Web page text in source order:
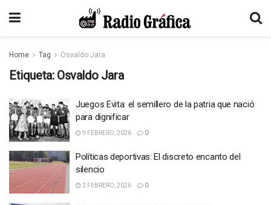
Home Tag Osvaldo Jara
Etiqueta: Osvaldo Jara
Juegos Evita: el semillero de la patria que nació
para dignificar
9 FEBRERO, 2026 0
Políticas deportivas: El discreto encanto del
silencio
2 FEBRERO, 2026 0